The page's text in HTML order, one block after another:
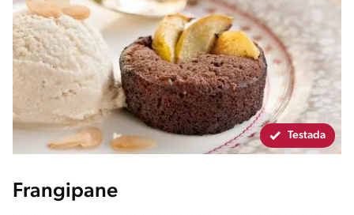
Testada
Frangipane